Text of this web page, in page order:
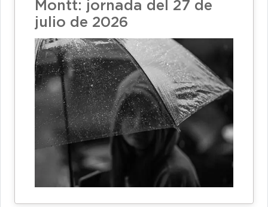
Montt: jornada del 27 de
julio de 2026